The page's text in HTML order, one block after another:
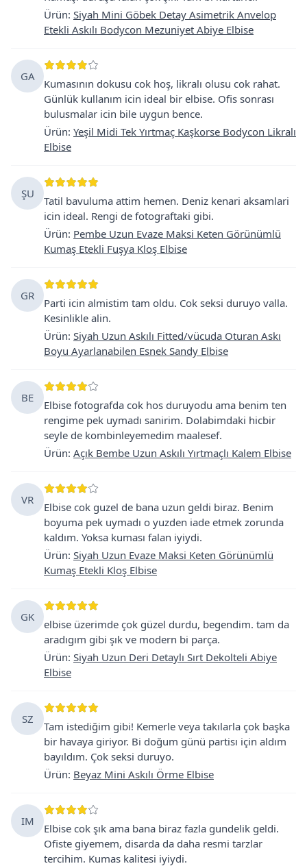
Ürün: Siyah Mini Göbek Detay Asimetrik Anvelop
Etekli Askılı Bodycon Mezuniyet Abiye Elbise
GA
Kumasının dokusu cok hoş, likralı olusu cok rahat.
Günlük kullanım icin ideal bir elbise. Ofis sonrası
bulusmalar icin bile uygun bence.
Ürün: Yeşil Midi Tek Yırtmaç Kaşkorse Bodycon Likralı
Elbise
ŞU
Tatil bavuluma attim hemen. Deniz kenari aksamlari
icin ideal. Rengi de fotograftaki gibi.
Ürün: Pembe Uzun Evaze Maksi Keten Görünümlü
Kumaş Etekli Fuşya Kloş Elbise
GR
Parti icin almistim tam oldu. Cok seksi duruyo valla.
Kesinlikle alin.
Ürün: Siyah Uzun Askılı Fitted/vücuda Oturan Askı
Boyu Ayarlanabilen Esnek Sandy Elbise
BE
Elbise fotografda cok hos duruyodu ama benim ten
rengime pek uymadı sanirim. Dolabimdaki hicbir
seyle de kombinleyemedim maalesef.
Ürün: Açık Bembe Uzun Askılı Yırtmaçlı Kalem Elbise
VR
Elbise cok guzel de bana uzun geldi biraz. Benim
boyuma pek uymadı o yuzden iade etmek zorunda
kaldım. Yoksa kuması falan iyiydi.
Ürün: Siyah Uzun Evaze Maksi Keten Görünümlü
Kumaş Etekli Kloş Elbise
GK
elbise üzerimde çok güzel durdu, begendim. tam da
aradıgım gibi şık ve modern bi parça.
Ürün: Siyah Uzun Deri Detaylı Sırt Dekolteli Abiye
Elbise
SZ
Tam istediğim gibi! Kemerle veya takılarla çok başka
bir havaya giriyor. Bi doğum günü partisı için aldım
bayıldım. Çok seksi duruyo.
Ürün: Beyaz Mini Askılı Örme Elbise
IM
Elbise cok şık ama bana biraz fazla gundelik geldi.
Ofiste giyemem, disarda da daha resmi tarzlar
tercihim. Kumas kalitesi iyiydi.